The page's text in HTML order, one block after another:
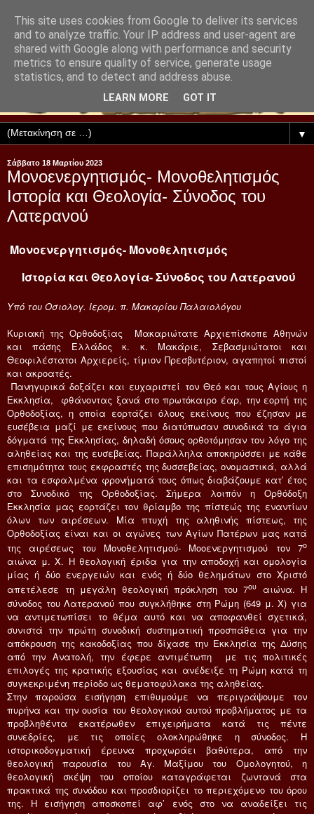
▼
Σάββατο 18 Μαρτίου 2023
Μονοενεργητισμός- Μονοθελητισμός
Ιστορία και Θεολογία- Σύνοδος του
Λατερανού
Μονοενεργητισμός- Μονοθελητισμός
Ιστορία και Θεολογία- Σύνοδος του Λατερανού
Υπό του Οσιολογ. Ιερομ. π. Μακαρίου Παλαιολόγου
Κυριακή της Ορθοδοξίας Μακαριώτατε Αρχιεπίσκοπε Αθηνών
και πάσης Ελλάδος κ. κ. Μακάριε, Σεβασμιώτατοι και
Θεοφιλέστατοι Αρχιερείς, τίμιον Πρεσβυτέριον, αγαπητοί πιστοί
και ακροατές.
Πανηγυρικά δοξάζει και ευχαριστεί τον Θεό και τους Αγίους η
Εκκλησία, φθάνοντας ξανά στο πρωτόκαιρο έαρ, την εορτή της
Ορθοδοξίας, η οποία εορτάζει όλους εκείνους που έζησαν με
ευσέβεια μαζί με εκείνους που διατύπωσαν συνοδικά τα άγια
δόγματά της Εκκλησίας, δηλαδή όσους ορθοτόμησαν τον λόγο της
αληθείας και της ευσεβείας. Παράλληλα αποκηρύσσει με κάθε
επισημότητα τους εκφραστές της δυσσεβείας, ονομαστικά, αλλά
και τα εσφαλμένα φρονήματά τους όπως διαβάζουμε κατ’ έτος
στο Συνοδικό της Ορθοδοξίας. Σήμερα λοιπόν η Ορθόδοξη
Εκκλησία μας εορτάζει τον θρίαμβο της πίστεώς της εναντίων
όλων των αιρέσεων. Μία πτυχή της αληθινής πίστεως, της
Ορθοδοξίας είναι και οι αγώνες των Αγίων Πατέρων μας κατά
της αιρέσεως του Μονοθελητισμού- Μοοενεργητισμού τον 7ο
αιώνα μ. Χ. Η θεολογική έριδα για την αποδοχή και ομολογία
μίας ή δύο ενεργειών και ενός ή δύο θελημάτων στο Χριστό
απετέλεσε τη μεγάλη θεολογική πρόκληση του 7ου
αιώνα. Η
σύνοδος του Λατερανού που συγκλήθηκε στη Ρώμη (649 μ. Χ) για
να αντιμετωπίσει το θέμα αυτό και να αποφανθεί σχετικά,
συνιστά την πρώτη συνοδική συστηματική προσπάθεια για την
απόκρουση της κακοδοξίας που δίχασε την Εκκλησία της Δύσης
από την Ανατολή, την έφερε αντιμέτωπη με τις πολιτικές
επιλογές της κρατικής εξουσίας και ανέδειξε τη Ρώμη κατά τη
συγκεκριμένη περίοδο ως θεματοφύλακα της αληθείας.
Στην παρούσα εισήγηση επιθυμούμε να περιγράψουμε τον
πυρήνα και την ουσία του θεολογικού αυτού προβλήματος με τα
προβληθέντα εκατέρωθεν επιχειρήματα κατά τις πέντε
συνεδρίες, με τις οποίες ολοκληρώθηκε η σύνοδος. Η
ιστορικοδογματική έρευνα προχωράει βαθύτερα, από την
θεολογική παρουσία του Αγ. Μαξίμου του Ομολογητού, η
θεολογική σκέψη του οποίου καταγράφεται ζωντανά στα
πρακτικά της συνόδου και προσδιορίζει το περιεχόμενο του όρου
της. Η εισήγηση αποσκοπεί αφ’ ενός στο να αναδείξει τις
This site uses cookies from Google to deliver its services
and to analyze traffic. Your IP address and user-agent are
shared with Google along with performance and security
metrics to ensure quality of service, generate usage
statistics, and to detect and address abuse.
LEARN MORE GOT IT